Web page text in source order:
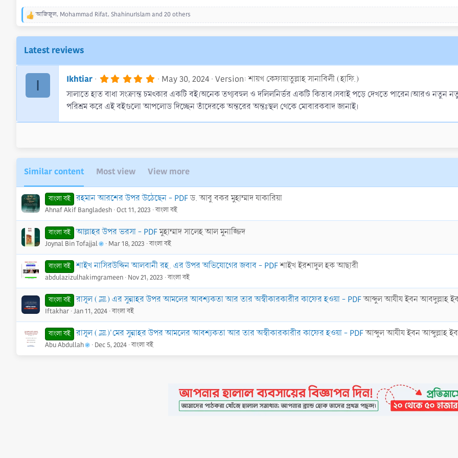
R
a
c
t
i
o
আজিজুল, Mohammad Rifat, ShahinurIslamand 20 others
Latest reviews
I Ikhtiar 5
0
0
s
t
)
May 30, 2024 Version: শায়খ কেফায়াতুল্লাহ সানাবিলী (হাফি.)
সালাতে হাত বাধা সংক্রান্ত চমৎকার একটি বই।অনেক তথ্যবহুল ও দলিলনির্ভর একটি কিতাব।সবাই পড়ে দেখতে পারেন।আরও নতুন
পরিশ্রম করে এই বইগুলো আপলোড দিচ্ছেন তাঁদেরকে অন্তরের অন্তঃস্থল থেকে মোবারকবাদ জানাই।
Similar content Most view View more
বাংলা বই রহমান আরশের উপর উঠেছেন - PDFড. আবু বকর মুহাম্মাদ যাকারিয়া
Ahnaf Akif Bangladesh Oct 11, 2023 বাংলা বই
বাংলা বই আল্লাহর উপর ভরসা - PDFমুহাম্মাদ সালেহ আল মুনাজ্জিদ
Joynal Bin Tofajjal Mar 18, 2023 বাংলা বই
বাংলা বই শাইখ নাসিরউদ্দিন আলবানী রহ. এর উপর অভিযোগের জবাব - PDFশাইখ ইরশাদুল হক আছারী
abdulazizulhakimgrameen Nov 21, 2023 বাংলা বই
বাংলা বই রাসূল (ﷺ) এর সুন্নাহর উপর আমলের আবশ্যকতা আর তার অস্বীকারকারীর কাফের হওয়া - PDFআব্দুল আযীয ইবন আবদুল্লাহ
Iftakhar Jan 11, 2024 বাংলা বই
বাংলা বই রাসূল (ﷺ)'মের সুন্নাহর উপর আমলের আবশ্যকতা আর তার অস্বীকারকারীর কাফের হওয়া - PDFআব্দুল আযীয ইবন আব্দুল্লাহ
Abu Abdullah Dec 5, 2024 বাংলা বই